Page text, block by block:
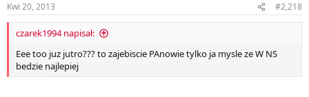
Kwi 20, 2013 #2,218
czarek1994 napisał:
Eee too juz jutro??? to zajebiscie PAnowie tylko ja mysle ze W NS
bedzie najlepiej